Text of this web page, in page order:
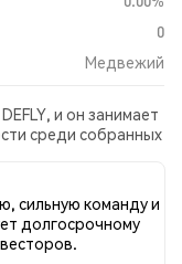
0
Медвежий
и он занимает
среди собранных
Всего было
В Twitter NaN%
с NaN% твитов с
были
данные основаны
сильную команду и
долгосрочному